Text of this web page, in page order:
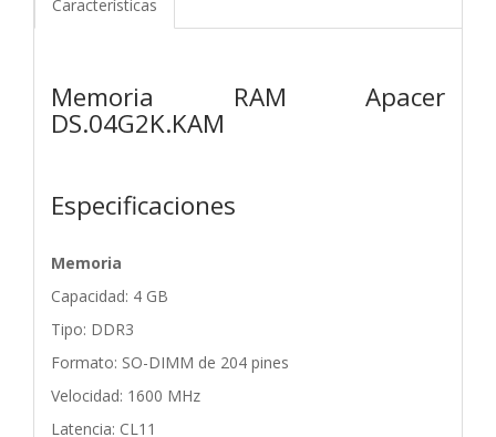
Características
Memoria RAM Apacer
DS.04G2K.KAM
Especificaciones
Memoria
Capacidad: 4 GB
Tipo: DDR3
Formato: SO-DIMM de 204 pines
Velocidad: 1600 MHz
Latencia: CL11